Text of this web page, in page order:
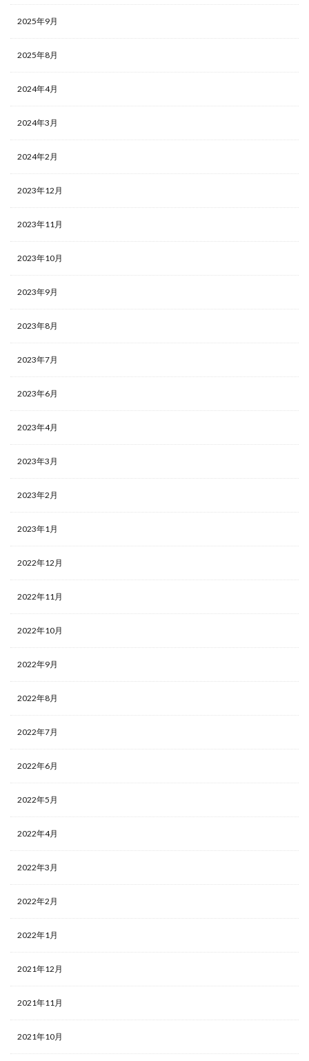
2025年9月
2025年8月
2024年4月
2024年3月
2024年2月
2023年12月
2023年11月
2023年10月
2023年9月
2023年8月
2023年7月
2023年6月
2023年4月
2023年3月
2023年2月
2023年1月
2022年12月
2022年11月
2022年10月
2022年9月
2022年8月
2022年7月
2022年6月
2022年5月
2022年4月
2022年3月
2022年2月
2022年1月
2021年12月
2021年11月
2021年10月